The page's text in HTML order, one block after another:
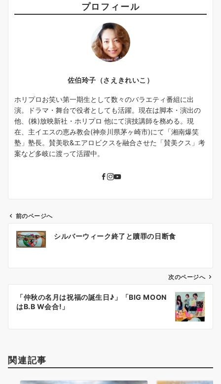
プロフィール
佐伯玲子（さえきれいこ）
ホリプロお笑い第一期生として数々のバラエティ番組に出
演。ドラマ・舞台で役者としても活躍。現在は脚本・演出の
他、(株)放映新社・ホリプロ 他にて演技講師を務める。現
在、主イエスの恵み教会(神奈川県茅ヶ崎市)にて「湘南爆笑
塾」塾長。賛美歌&エアロビクスを融合させた「賛美クス」考
案など多岐に渡って活躍中。
ン
前のページへ
シルバーウィーク終了と贖罪の日断食
次のページへ
「仲秋の名月は祝福の誕生日♪」「BIG MOON
はB.B W会合!」
関連記事